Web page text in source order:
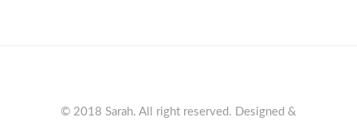
© 2018 Sarah. All right reserved. Designed &